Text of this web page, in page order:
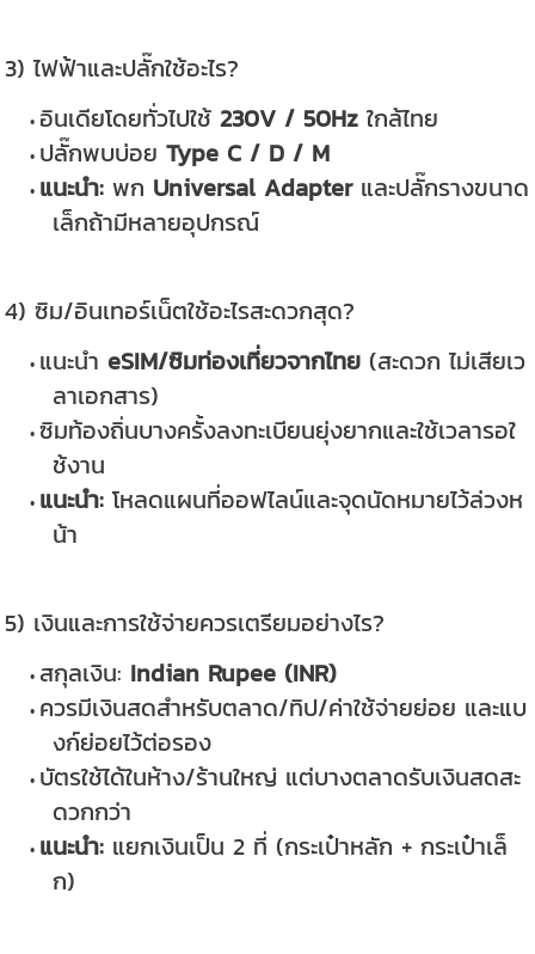
3) ไฟฟ้าและปลั๊กใช้อะไร?
อินเดียโดยทั่วไปใช้ 230V / 50Hzใกล้ไทย
ปลั๊กพบบ่อย Type C / D / M
แนะนำ:พก Universal Adapterและปลั๊กรางขนาด
เล็กถ้ามีหลายอุปกรณ์
4) ซิม/อินเทอร์เน็ตใช้อะไรสะดวกสุด?
แนะนำ eSIM/ซิมท่องเที่ยวจากไทย(สะดวก ไม่เสียเว
ลาเอกสาร)
ซิมท้องถิ่นบางครั้งลงทะเบียนยุ่งยากและใช้เวลารอใ
ช้งาน
แนะนำ:โหลดแผนที่ออฟไลน์และจุดนัดหมายไว้ล่วงห
น้า
5) เงินและการใช้จ่ายควรเตรียมอย่างไร?
สกุลเงิน: Indian Rupee (INR)
ควรมีเงินสดสำหรับตลาด/ทิป/ค่าใช้จ่ายย่อย และแบ
งก์ย่อยไว้ต่อรอง
บัตรใช้ได้ในห้าง/ร้านใหญ่ แต่บางตลาดรับเงินสดสะ
ดวกกว่า
แนะนำ:แยกเงินเป็น 2 ที่ (กระเป๋าหลัก + กระเป๋าเล็
ก)